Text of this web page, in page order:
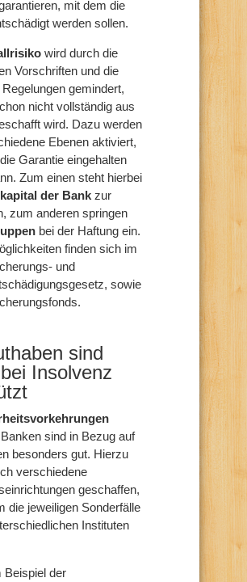
mit dem die
werden sollen.
wird durch die
Vorschriften und die
gemindert,
nicht vollständig aus
wird. Dazu werden
Ebenen aktiviert,
Garantie eingehalten
Zum einen steht hierbei
der Bank zur
zum anderen springen
bei der Haftung ein.
finden sich im
und
sowie
sind
Insolvenz
sind in Bezug auf
besonders gut. Hierzu
verschiedene
geschaffen,
die jeweiligen Sonderfälle
Instituten
Beispiel der